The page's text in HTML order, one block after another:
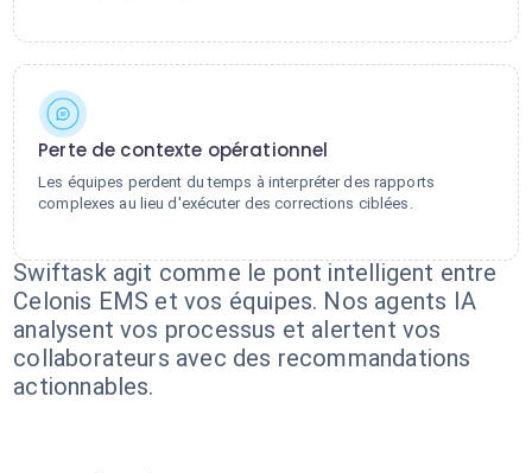
Perte de contexte opérationnel
Les équipes perdent du temps à interpréter des rapports
complexes au lieu d'exécuter des corrections ciblées.
Swiftask agit comme le pont intelligent entre
Celonis EMS et vos équipes. Nos agents IA
analysent vos processus et alertent vos
collaborateurs avec des recommandations
actionnables.